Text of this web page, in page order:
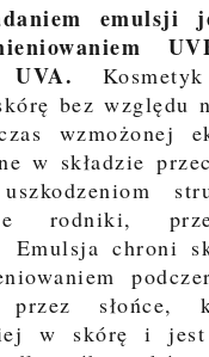
emulsji
UVA.
bez względu
wzmożonej
w składzie
rodniki,
Emulsja chroni
przez słońce,
w skórę i jest